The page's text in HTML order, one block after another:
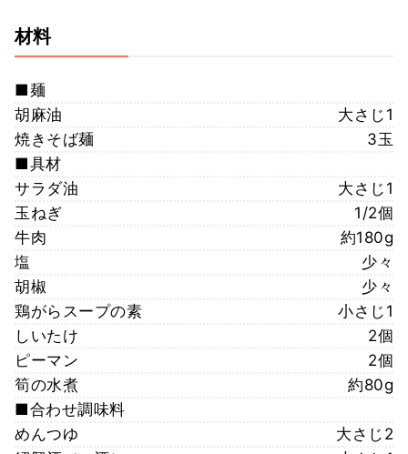
材料
■麺
胡麻油
大さじ1
焼きそば麺
3玉
■具材
サラダ油
大さじ1
玉ねぎ
1/2個
牛肉
約180g
塩
少々
胡椒
少々
鶏がらスープの素
小さじ1
しいたけ
2個
ピーマン
2個
筍の水煮
約80g
■合わせ調味料
めんつゆ
大さじ2